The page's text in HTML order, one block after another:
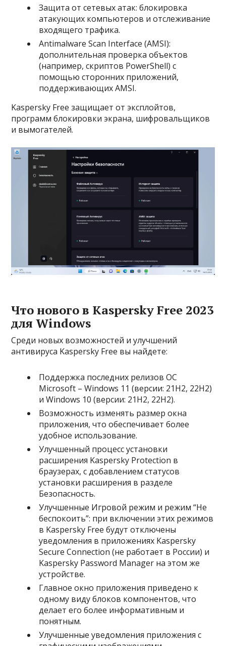
Защита от сетевых атак: блокировка
атакующих компьютеров и отслеживание
входящего трафика.
Antimalware Scan Interface (AMSI):
дополнительная проверка объектов
(например, скриптов PowerShell) с
помощью сторонних приложений,
поддерживающих AMSI.
Kaspersky Free защищает от эксплойтов,
программ блокировки экрана, шифровальщиков
и вымогателей.
Что нового в Kaspersky Free 2023
для Windows
Среди новых возможностей и улучшений
антивируса Kaspersky Free вы найдете:
Поддержка последних релизов ОС
Microsoft – Windows 11 (версии: 21H2, 22H2)
и Windows 10 (версии: 21H2, 22H2).
Возможность изменять размер окна
приложения, что обеспечивает более
удобное использование.
Улучшенный процесс установки
расширения Kaspersky Protection в
браузерах, с добавлением статусов
установки расширения в разделе
Безопасность.
Улучшенные Игровой режим и режим “Не
беспокоить”: при включении этих режимов
в Kaspersky Free будут отключены
уведомления в приложениях Kaspersky
Secure Connection (не работает в России) и
Kaspersky Password Manager на этом же
устройстве.
Главное окно приложения приведено к
одному виду блоков компонентов, что
делает его более информативным и
понятным.
Улучшенные уведомления приложения с